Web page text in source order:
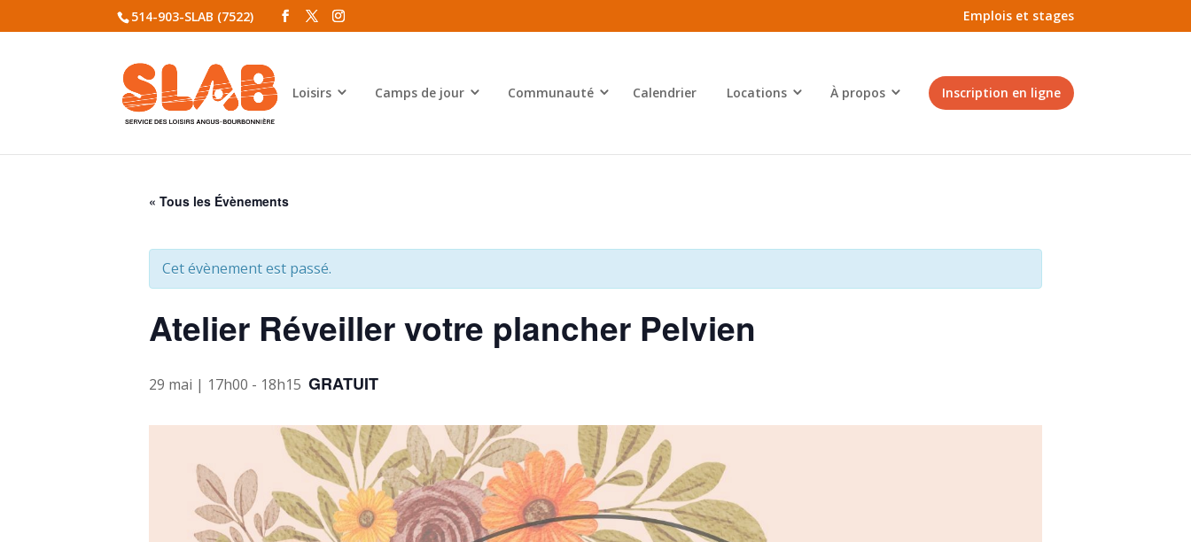
514-903-SLAB (7522) Emplois et stages
Loisirs Camps de jour Communauté Calendrier Locations À propos Inscription en ligne
« Tous les Évènements
Cet évènement est passé.
Atelier Réveiller votre plancher Pelvien
29 mai | 17h00 - 18h15 GRATUIT